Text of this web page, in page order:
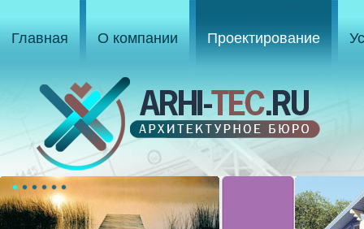
Главная О компании Проектирование